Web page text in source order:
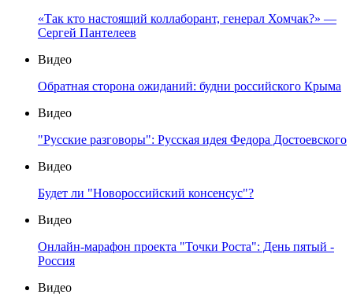
«Так кто настоящий коллаборант, генерал Хомчак?» —
Сергей Пантелеев
Видео
Обратная сторона ожиданий: будни российского Крыма
Видео
"Русские разговоры": Русская идея Федора Достоевского
Видео
Будет ли "Новороссийский консенсус"?
Видео
Онлайн-марафон проекта "Точки Роста": День пятый -
Россия
Видео